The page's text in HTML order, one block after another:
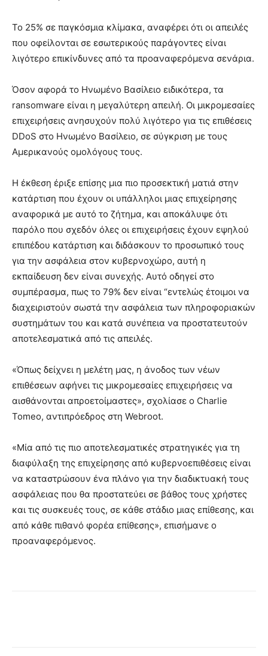
Το 25% σε παγκόσμια κλίμακα, αναφέρει ότι οι απειλές
που οφείλονται σε εσωτερικούς παράγοντες είναι
λιγότερο επικίνδυνες από τα προαναφερόμενα σενάρια.
Όσον αφορά το Ηνωμένο Βασίλειο ειδικότερα, τα
ransomware είναι η μεγαλύτερη απειλή. Οι μικρομεσαίες
επιχειρήσεις ανησυχούν πολύ λιγότερο για τις επιθέσεις
DDoS στο Ηνωμένο Βασίλειο, σε σύγκριση με τους
Αμερικανούς ομολόγους τους.
Η έκθεση έριξε επίσης μια πιο προσεκτική ματιά στην
κατάρτιση που έχουν οι υπάλληλοι μιας επιχείρησης
αναφορικά με αυτό το ζήτημα, και αποκάλυψε ότι
παρόλο που σχεδόν όλες οι επιχειρήσεις έχουν εψηλού
επιπέδου κατάρτιση και διδάσκουν το προσωπικό τους
για την ασφάλεια στον κυβερνοχώρο, αυτή η
εκπαίδευση δεν είναι συνεχής. Αυτό οδηγεί στο
συμπέρασμα, πως το 79% δεν είναι “εντελώς έτοιμοι να
διαχειριστούν σωστά την ασφάλεια των πληροφοριακών
συστημάτων του και κατά συνέπεια να προστατευτούν
αποτελεσματικά από τις απειλές.
«Όπως δείχνει η μελέτη μας, η άνοδος των νέων
επιθέσεων αφήνει τις μικρομεσαίες επιχειρήσεις να
αισθάνονται απροετοίμαστες», σχολίασε ο Charlie
Tomeo, αντιπρόεδρος στη Webroot.
«Μία από τις πιο αποτελεσματικές στρατηγικές για τη
διαφύλαξη της επιχείρησης από κυβερνοεπιθέσεις είναι
να καταστρώσουν ένα πλάνο για την διαδικτυακή τους
ασφάλειας που θα προστατεύει σε βάθος τους χρήστες
και τις συσκευές τους, σε κάθε στάδιο μιας επίθεσης, και
από κάθε πιθανό φορέα επίθεσης», επισήμανε ο
προαναφερόμενος.